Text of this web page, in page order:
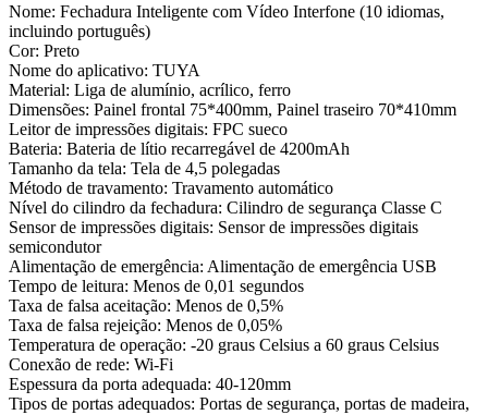
Nome: Fechadura Inteligente com Vídeo Interfone (10 idiomas,
incluindo português)
Cor: Preto
Nome do aplicativo: TUYA
Material: Liga de alumínio, acrílico, ferro
Dimensões: Painel frontal 75*400mm, Painel traseiro 70*410mm
Leitor de impressões digitais: FPC sueco
Bateria: Bateria de lítio recarregável de 4200mAh
Tamanho da tela: Tela de 4,5 polegadas
Método de travamento: Travamento automático
Nível do cilindro da fechadura: Cilindro de segurança Classe C
Sensor de impressões digitais: Sensor de impressões digitais
semicondutor
Alimentação de emergência: Alimentação de emergência USB
Tempo de leitura: Menos de 0,01 segundos
Taxa de falsa aceitação: Menos de 0,5%
Taxa de falsa rejeição: Menos de 0,05%
Temperatura de operação: -20 graus Celsius a 60 graus Celsius
Conexão de rede: Wi-Fi
Espessura da porta adequada: 40-120mm
Tipos de portas adequados: Portas de segurança, portas de madeira,